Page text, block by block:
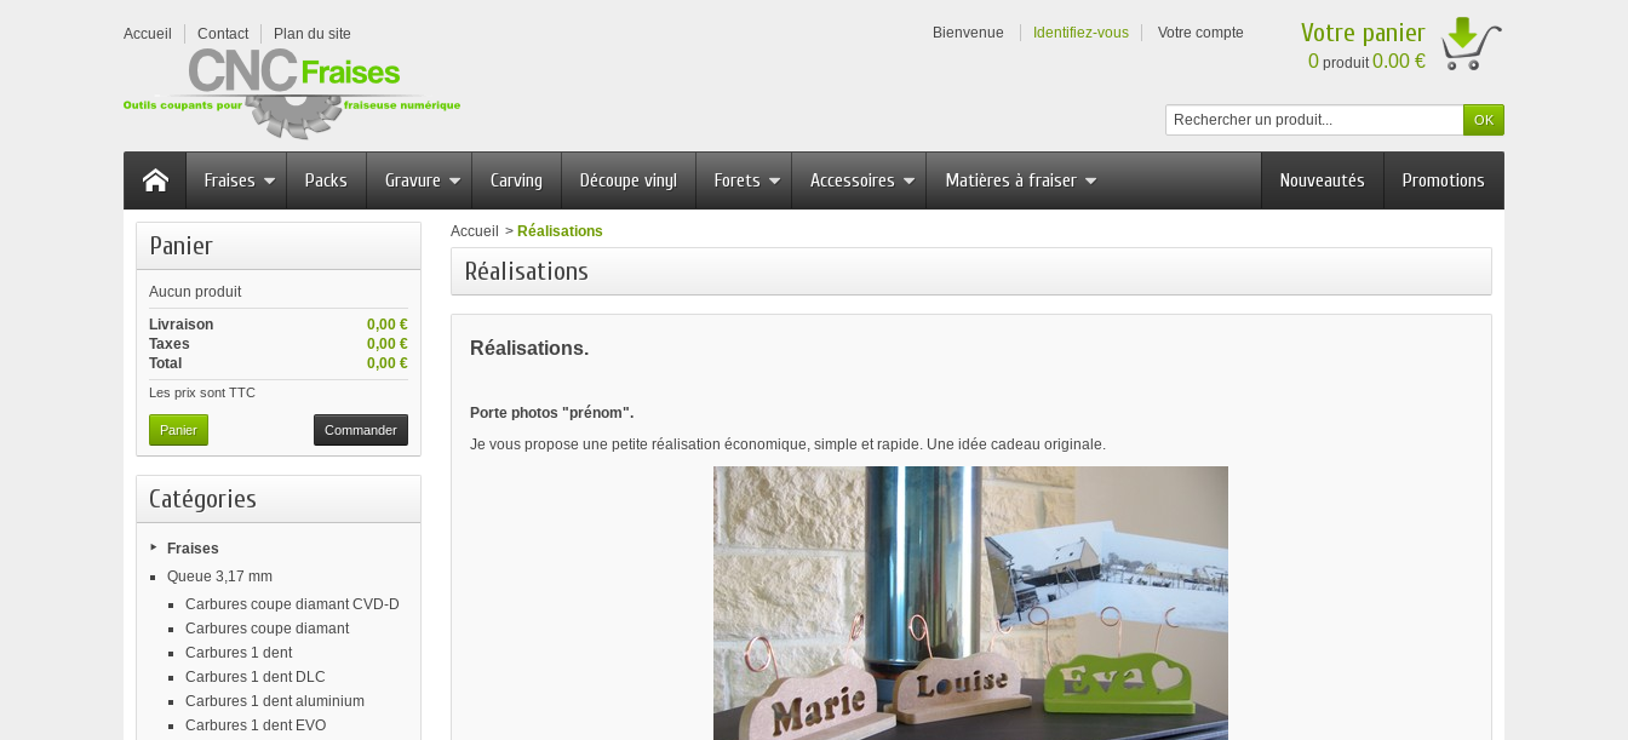
Accueil Contact Plan du site Bienvenue Identifiez-vous Votre compte Votre panier
0 produit0.00 €
Promotions
Nouveautés
Fraises Packs Gravure Carving Découpe vinyl Forets Accessoires Matières à fraiser
Panier
Aucun produit
0,00 €
Livraison
0,00 €
Taxes
0,00 €
Total
Les prix sont TTC
Panier Commander
Catégories
Fraises
Queue 3,17 mm
Carbures coupe diamant CVD-D
Carbures coupe diamant
Carbures 1 dent
Carbures 1 dent DLC
Carbures 1 dent aluminium
Carbures 1 dent EVO
Accueil > Réalisations
Réalisations
Réalisations.
Porte photos "prénom".
Je vous propose une petite réalisation économique, simple et rapide. Une idée cadeau originale.